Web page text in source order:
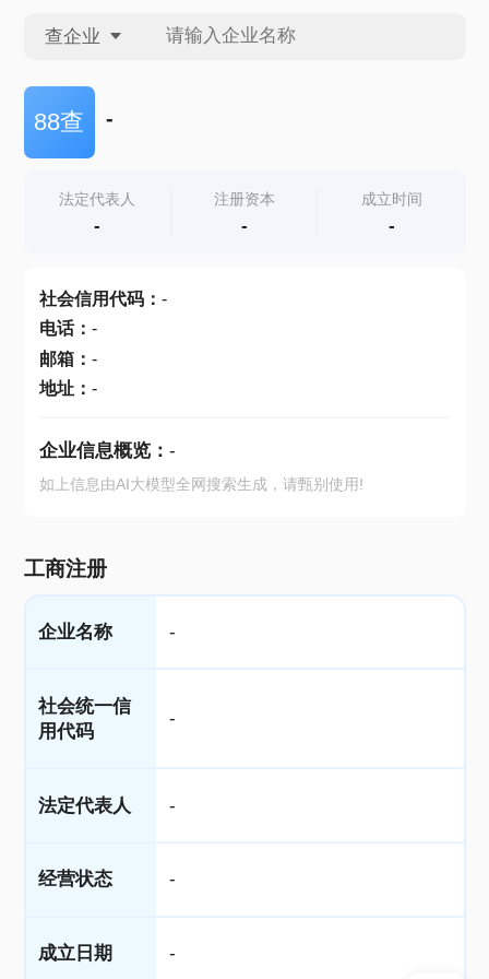
查企业
查企业
查产地
88查 -
法定代表人
-
注册资本
-
成立时间
-
社会信用代码： -
电话： -
邮箱： -
地址： -
企业信息概览： -
如上信息由AI大模型全网搜索生成，请甄别使用!
工商注册
企业名称 -
社会统一信
用代码
-
法定代表人 -
经营状态 -
成立日期 -